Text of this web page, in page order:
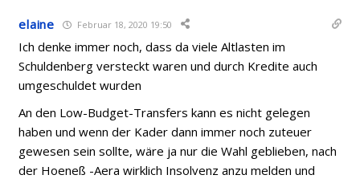
elaine Februar 18, 2020 19:50
Ich denke immer noch, dass da viele Altlasten im
Schuldenberg versteckt waren und durch Kredite auch
umgeschuldet wurden
An den Low-Budget-Transfers kann es nicht gelegen
haben und wenn der Kader dann immer noch zuteuer
gewesen sein sollte, wäre ja nur die Wahl geblieben, nach
der Hoeneß -Aera wirklich Insolvenz anzu melden und